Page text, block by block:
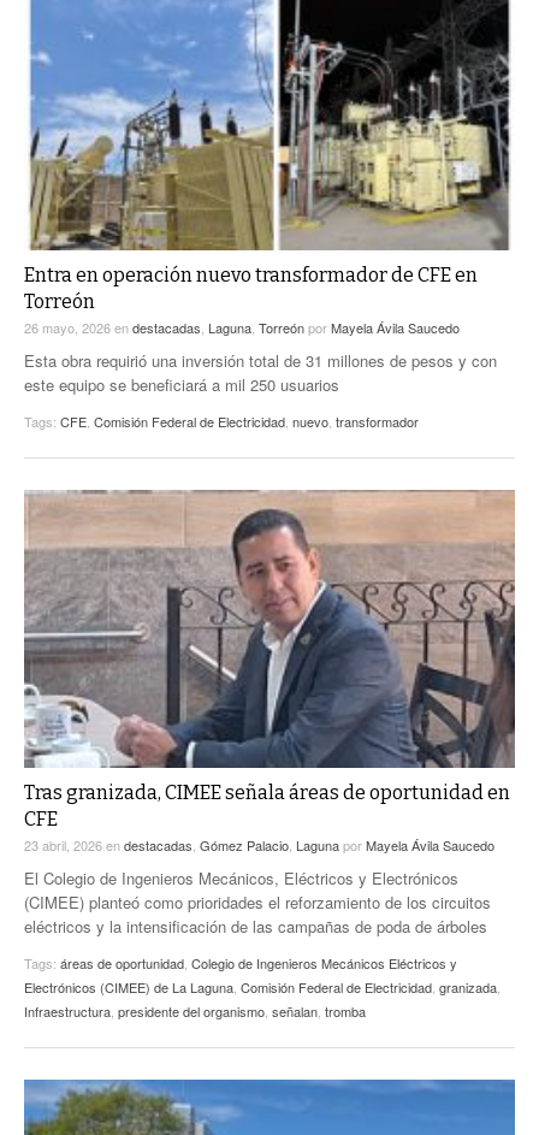
Entra en operación nuevo transformador de CFE en
Torreón
26 mayo, 2026endestacadas, Laguna, TorreónporMayela Ávila Saucedo
Esta obra requirió una inversión total de 31 millones de pesos y con
este equipo se beneficiará a mil 250 usuarios
Tags: CFE, Comisión Federal de Electricidad, nuevo, transformador
Tras granizada, CIMEE señala áreas de oportunidad en
CFE
23 abril, 2026endestacadas Gómez Palacio LagunaporMayela Ávila Saucedo
El Colegio de Ingenieros Mecánicos, Eléctricos y Electrónicos
(CIMEE) planteó como prioridades el reforzamiento de los circuitos
eléctricos y la intensificación de las campañas de poda de árboles
Tags: áreas de oportunidad Colegio de Ingenieros Mecánicos Eléctricos y
Electrónicos (CIMEE) de La Laguna Comisión Federal de Electricidad granizada
Infraestructura presidente del organismo señalan tromba